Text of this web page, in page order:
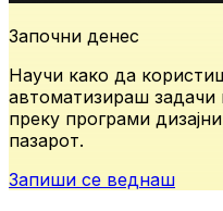
Започни денес
Научи како да
автоматизираш
преку програми
пазарот.
Запиши се веднаш